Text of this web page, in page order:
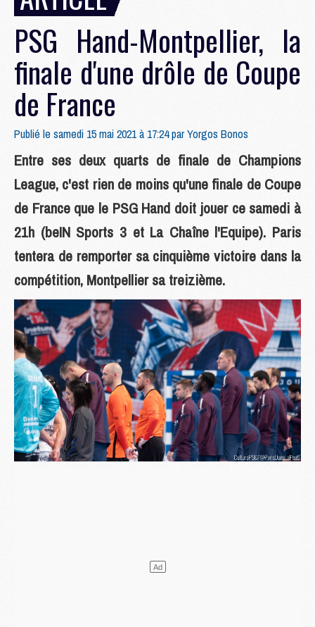
PSG Hand-Montpellier, la
finale d'une drôle de Coupe
de France
Publié le samedi 15 mai 2021 à 17:24 parYorgos Bonos
Entre ses deux quarts de finale de Champions
League, c'est rien de moins qu'une finale de Coupe
de France que le PSG Hand doit jouer ce samedi à
21h (beIN Sports 3 et La Chaîne l'Equipe). Paris
tentera de remporter sa cinquième victoire dans la
compétition, Montpellier sa treizième.